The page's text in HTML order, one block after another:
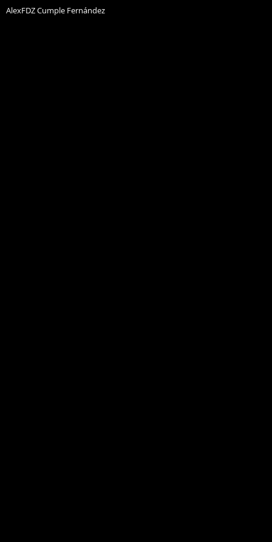
AlexFDZ Cumple Fernández